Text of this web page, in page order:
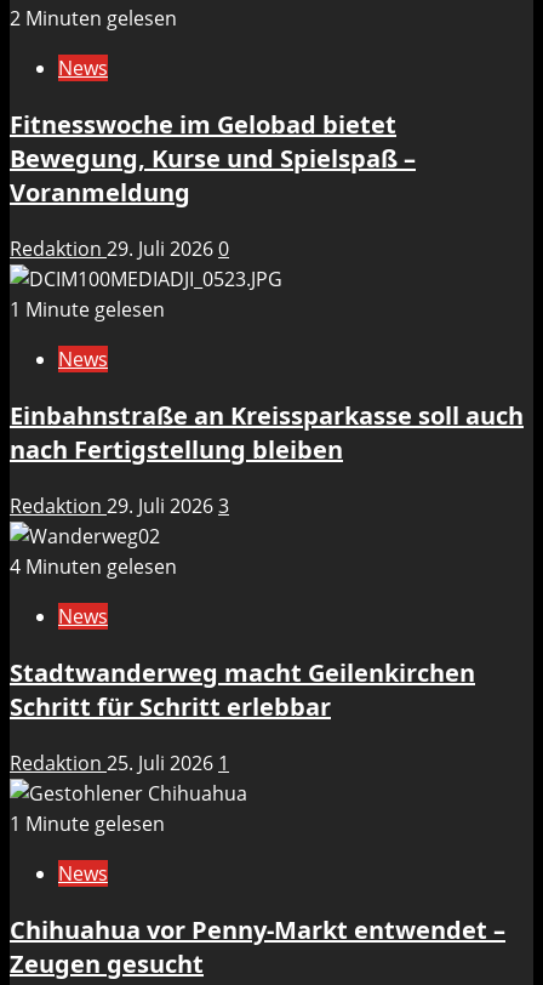
2 Minuten gelesen
News
Fitnesswoche im Gelobad bietet
Bewegung, Kurse und Spielspaß –
Voranmeldung
Redaktion 29. Juli 20260
1 Minute gelesen
News
Einbahnstraße an Kreissparkasse soll auch
nach Fertigstellung bleiben
Redaktion 29. Juli 20263
4 Minuten gelesen
News
Stadtwanderweg macht Geilenkirchen
Schritt für Schritt erlebbar
Redaktion 25. Juli 2026 1
1 Minute gelesen
News
Chihuahua vor Penny-Markt entwendet –
Zeugen gesucht